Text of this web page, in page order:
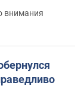
внимания